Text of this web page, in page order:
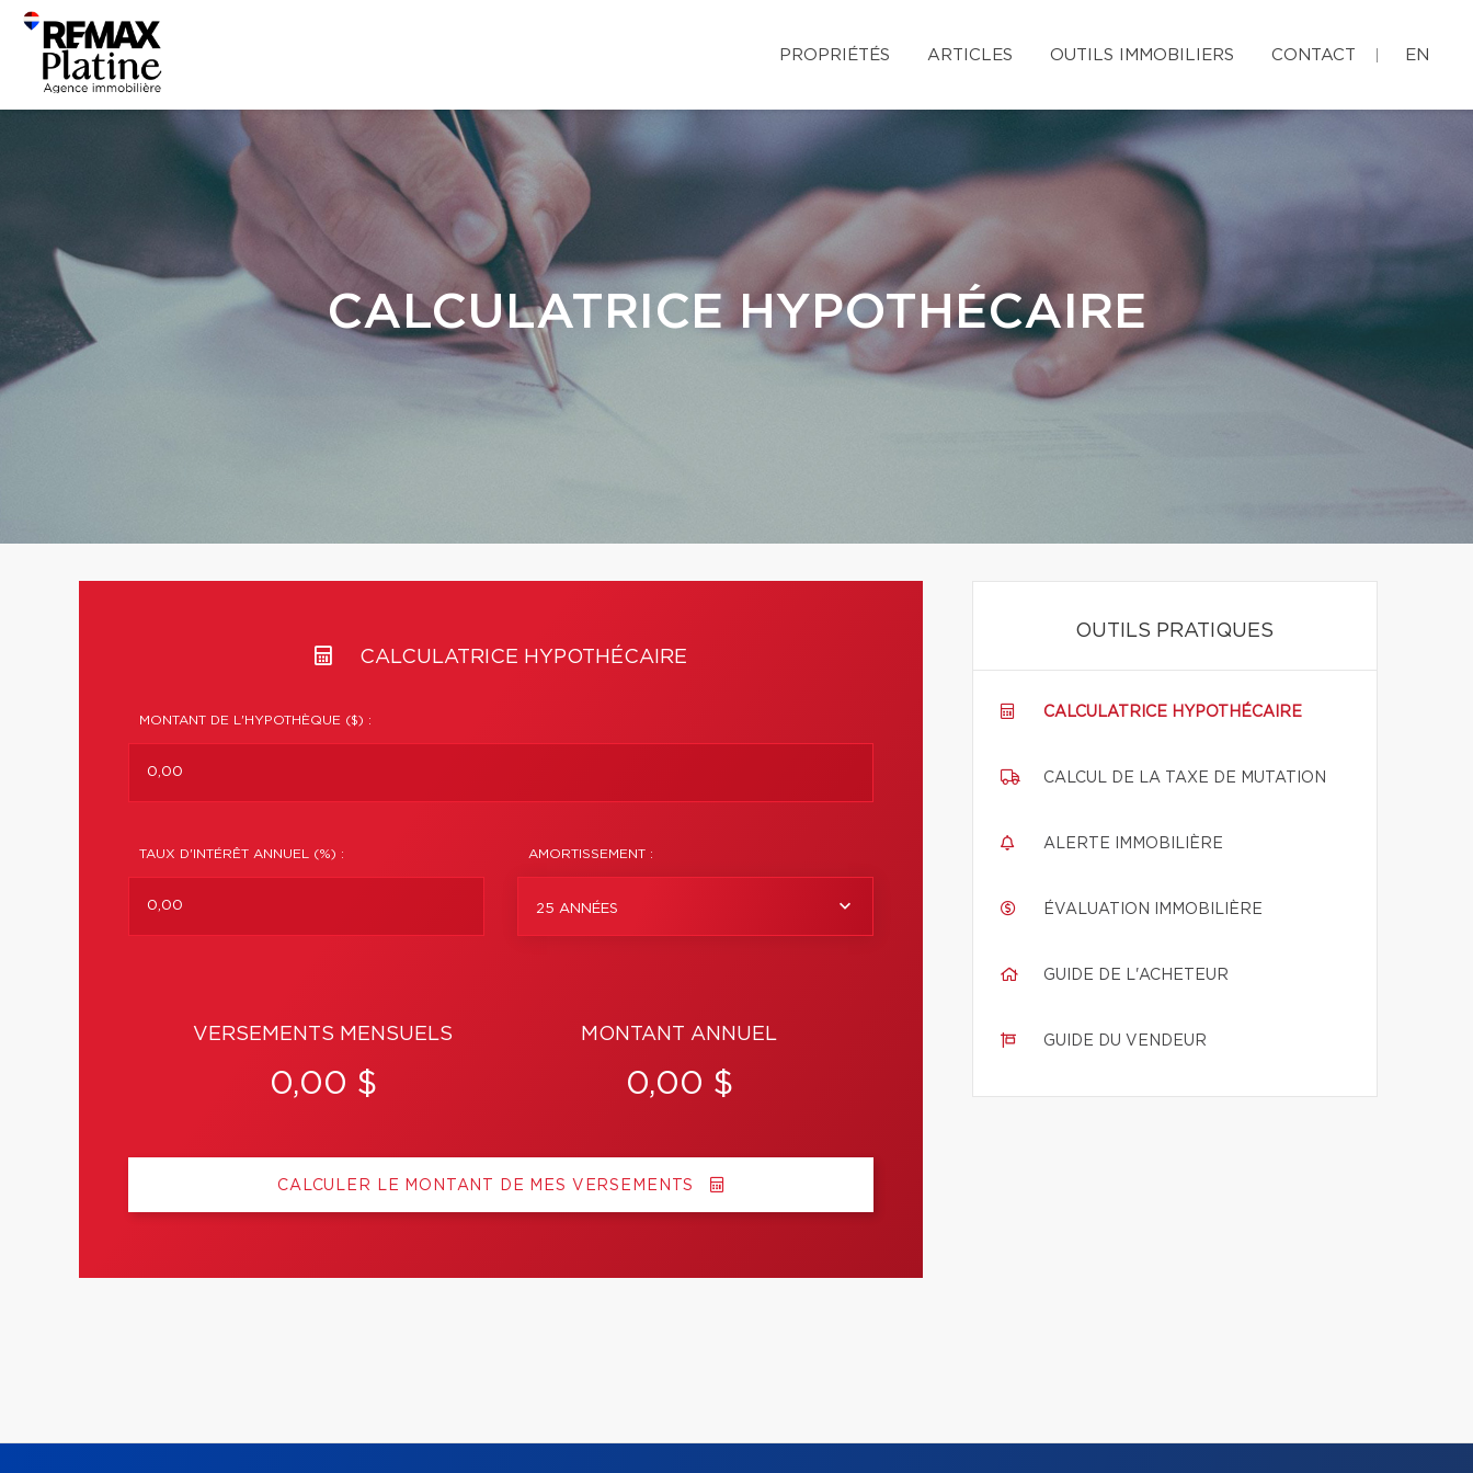
PROPRIÉTÉS ARTICLES OUTILS IMMOBILIERS CONTACT EN
CALCULATRICE HYPOTHÉCAIRE
CALCULATRICE HYPOTHÉCAIRE
MONTANT DE L'HYPOTHÈQUE ($) :
TAUX D'INTÉRÊT ANNUEL (%) : AMORTISSEMENT :
25 ANNÉES
VERSEMENTS MENSUELS
0,00 $
MONTANT ANNUEL
0,00 $
CALCULER LE MONTANT DE MES VERSEMENTS
OUTILS PRATIQUES
CALCULATRICE HYPOTHÉCAIRE
CALCUL DE LA TAXE DE MUTATION
ALERTE IMMOBILIÈRE
ÉVALUATION IMMOBILIÈRE
GUIDE DE L'ACHETEUR
GUIDE DU VENDEUR